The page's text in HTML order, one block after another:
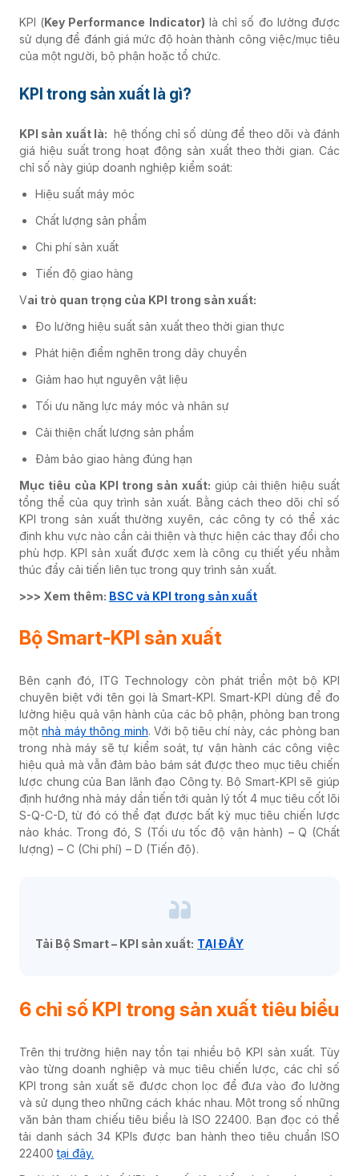
KPI (Key Performance Indicator) là chỉ số đo lường được
sử dụng để đánh giá mức độ hoàn thành công việc/mục tiêu
của một người, bộ phận hoặc tổ chức.
KPI trong sản xuất là gì?
KPI sản xuất là: hệ thống chỉ số dùng để theo dõi và đánh
giá hiệu suất trong hoạt động sản xuất theo thời gian. Các
chỉ số này giúp doanh nghiệp kiểm soát:
Hiệu suất máy móc
Chất lượng sản phẩm
Chi phí sản xuất
Tiến độ giao hàng
Vai trò quan trọng của KPI trong sản xuất:
Đo lường hiệu suất sản xuất theo thời gian thực
Phát hiện điểm nghẽn trong dây chuyền
Giảm hao hụt nguyên vật liệu
Tối ưu năng lực máy móc và nhân sự
Cải thiện chất lượng sản phẩm
Đảm bảo giao hàng đúng hạn
Mục tiêu của KPI trong sản xuất: giúp cải thiện hiệu suất
tổng thể của quy trình sản xuất. Bằng cách theo dõi chỉ số
KPI trong sản xuất thường xuyên, các công ty có thể xác
định khu vực nào cần cải thiện và thực hiện các thay đổi cho
phù hợp. KPI sản xuất được xem là công cụ thiết yếu nhằm
thúc đẩy cải tiến liên tục trong quy trình sản xuất.
>>> Xem thêm: BSC và KPI trong sản xuất
Bộ Smart-KPI sản xuất
Bên cạnh đó, ITG Technology còn phát triển một bộ KPI
chuyên biệt với tên gọi là Smart-KPI. Smart-KPI dùng để đo
lường hiệu quả vận hành của các bộ phận, phòng ban trong
mộtnhà máy thông minh. Với bộ tiêu chí này, các phòng ban
trong nhà máy sẽ tự kiểm soát, tự vận hành các công việc
hiệu quả mà vẫn đảm bảo bám sát được theo mục tiêu chiến
lược chung của Ban lãnh đạo Công ty. Bộ Smart-KPI sẽ giúp
định hướng nhà máy dần tiến tới quản lý tốt 4 mục tiêu cốt lõi
S-Q-C-D, từ đó có thể đạt được bất kỳ mục tiêu chiến lược
nào khác. Trong đó, S (Tối ưu tốc độ vận hành) – Q (Chất
lượng) – C (Chi phí) – D (Tiến độ).
Tải Bộ Smart – KPI sản xuất: TẠI ĐÂY
6 chỉ số KPI trong sản xuất tiêu biểu
Trên thị trường hiện nay tồn tại nhiều bộ KPI sản xuất. Tùy
vào từng doanh nghiệp và mục tiêu chiến lược, các chỉ số
KPI trong sản xuất sẽ được chọn lọc để đưa vào đo lường
và sử dụng theo những cách khác nhau. Một trong số những
văn bản tham chiếu tiêu biểu là ISO 22400. Bạn đọc có thể
tải danh sách 34 KPIs được ban hành theo tiêu chuẩn ISO
22400tại đây.